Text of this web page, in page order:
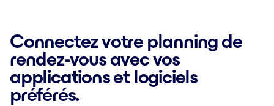
Connectez votre planning de
rendez-vous avec vos
applications et logiciels
préférés.